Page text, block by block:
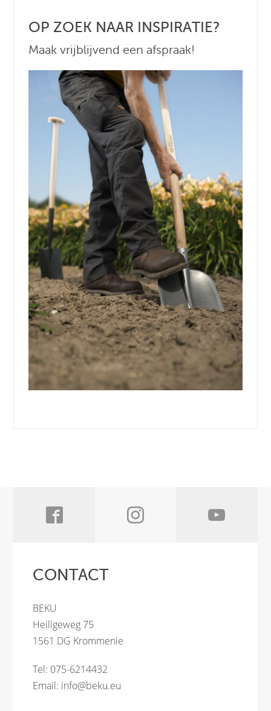
OP ZOEK NAAR INSPIRATIE?
Maak vrijblijvend een afspraak!
CONTACT
BEKU
Heiligeweg 75
1561 DG Krommenie
Tel: 075-6214432
Email: info@beku.eu